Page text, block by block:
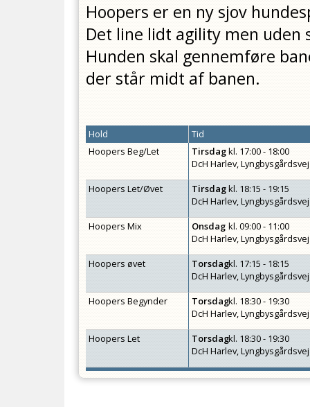
Hoopers er en ny sjov
Det line lidt agility men
Hunden skal gennemføre
der står midt af banen.
Hold
Tid
Hoopers Beg/Let
Tirsdagkl. 17:00 - 18:00
DcH Harlev,
Hoopers Let/Øvet
Tirsdagkl. 18:15 - 19:15
DcH Harlev,
Hoopers Mix
Onsdag kl.09:00 - 11:00
DcH Harlev,
Hoopers øvet
Torsdagkl. 17:15 - 18:15
DcH Harlev,
Hoopers Begynder
Torsdagkl. 18:30 - 19:30
DcH Harlev,
Hoopers Let
Torsdagkl. 18:30 - 19:30
DcH Harlev,